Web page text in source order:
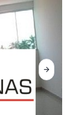
Next